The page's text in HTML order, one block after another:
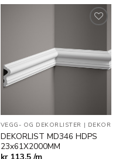
i
ønskeliste
VEGG- OG DEKORLISTER | DEKOR
DEKORLIST MD346 HDPS
23x61X2000MM